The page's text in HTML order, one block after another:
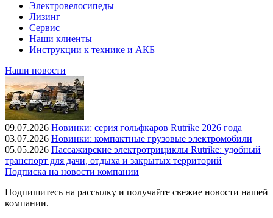
Электровелосипеды
Лизинг
Сервис
Наши клиенты
Инструкции к технике и АКБ
Наши новости
09.07.2026 Новинки: серия гольфкаров Rutrike 2026 года
03.07.2026 Новинки: компактные грузовые электромобили
05.05.2026 Пассажирские электротрициклы Rutrike: удобный
транспорт для дачи, отдыха и закрытых территорий
Подписка на новости компании
Подпишитесь на рассылку и получайте свежие новости нашей
компании.